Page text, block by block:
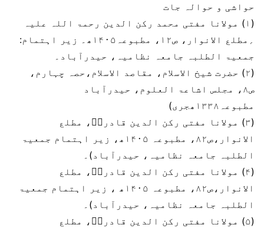
حواشی و حوالہ جات
(۱) مولانا مفتی محمد رکن الدین رحمۃ اللہ علیہ
؍مطلع الانوار، ص۱۲، مطبوعہ۱۴۰۵ھ۔ زیر اہتمام:
جمعیۃ الطلبہ جامعہ نظامیہ، حیدرآباد۔
(۲) حضرت شیخ الاسلام، مقاصد الاسلام،حصہ چہارم،
ص۸، مجلس اشاعۃ العلوم، حیدرآباد
مطبوعہ۱۳۳۸ھجری)
(۳) مولانا مفتی رکن الدین قادریؒ، مطلع
الانوار،ص۸۲، مطبوعہ ۱۴۰۵ھ، زیر اہتمام جمعیۃ
الطلبہ جامعہ نظامیہ، حیدرآباد)۔
(۴) مولانا مفتی رکن الدین قادریؒ، مطلع
الانوار،ص۸۲، مطبوعہ ۱۴۰۵ھ ، زیر اہتمام جمعیۃ
الطلبہ جامعہ نظامیہ، حیدرآباد)۔
(۵) مولانا مفتی رکن الدین قادریؒ، مطلع